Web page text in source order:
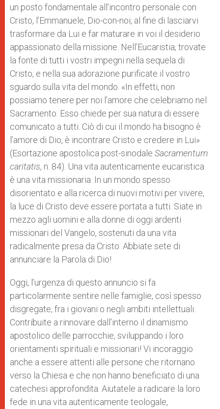
un posto fondamentale all’incontro personale con
Cristo, l’Emmanuele, Dio-con-noi, al fine di lasciarvi
trasformare da Lui e far maturare in voi il desiderio
appassionato della missione. Nell’Eucaristia, trovate
la fonte di tutti i vostri impegni nella sequela di
Cristo, e nella sua adorazione purificate il vostro
sguardo sulla vita del mondo. «In effetti, non
possiamo tenere per noi l’amore che celebriamo nel
Sacramento. Esso chiede per sua natura di essere
comunicato a tutti. Ciò di cui il mondo ha bisogno è
l’amore di Dio, è incontrare Cristo e credere in Lui»
(Esortazione apostolica post-sinodale Sacramentum
caritatis, n. 84). Una vita autenticamente eucaristica
è una vita missionaria. In un mondo spesso
disorientato e alla ricerca di nuovi motivi per vivere,
la luce di Cristo deve essere portata a tutti. Siate in
mezzo agli uomini e alla donne di oggi ardenti
missionari del Vangelo, sostenuti da una vita
radicalmente presa da Cristo. Abbiate sete di
annunciare la Parola di Dio!
Oggi, l’urgenza di questo annuncio si fa
particolarmente sentire nelle famiglie, così spesso
disgregate, fra i giovani o negli ambiti intellettuali.
Contribuite a rinnovare dall’interno il dinamismo
apostolico delle parrocchie, sviluppando i loro
orientamenti spirituali e missionari! Vi incoraggio
anche a essere attenti alle persone che ritornano
verso la Chiesa e che non hanno beneficiato di una
catechesi approfondita. Aiutatele a radicare la loro
fede in una vita autenticamente teologale,